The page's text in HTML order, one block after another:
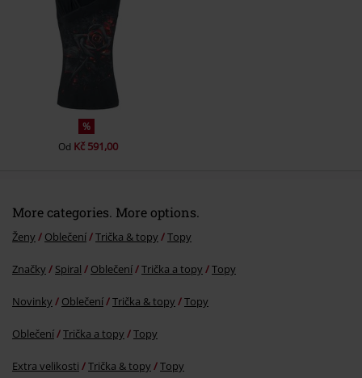
Odeslat komentář
%
Od Kč 591,00
More categories. More options.
Ženy Oblečení Trička & topy Topy
Značky Spiral Oblečení Trička a topy Topy
Novinky Oblečení Trička & topy Topy
Oblečení Trička a topy Topy
Extra velikosti Trička & topy Topy